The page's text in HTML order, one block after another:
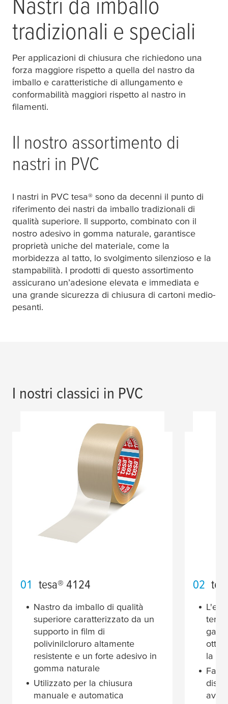
tradizionali e speciali
Per applicazioni di chiusura che richiedono una
forza maggiore rispetto a quella del nastro da
imballo e caratteristiche di allungamento e
conformabilità maggiori rispetto al nastro in
filamenti.
Il nostro assortimento di
nastri in PVC
I nastri in PVC tesa® sono da decenni il punto di
riferimento dei nastri da imballo tradizionali di
qualità superiore. Il supporto, combinato con il
nostro adesivo in gomma naturale, garantisce
proprietà uniche del materiale, come la
morbidezza al tatto, lo svolgimento silenzioso e la
stampabilità. I prodotti di questo assortimento
assicurano un’adesione elevata e immediata e
una grande sicurezza di chiusura di cartoni medio-
pesanti.
I nostri classici in PVC
01 tesa® 4124
Nastro da imballo di qualità
superiore caratterizzato da un
supporto in film di
polivinilcloruro altamente
resistente e un forte adesivo in
gomma naturale
Utilizzato per la chiusura
manuale e automatica
02
la